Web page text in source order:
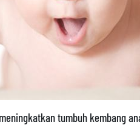
tumbuh kembang